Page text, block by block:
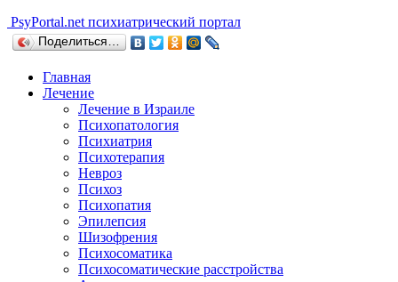
PsyPortal.net психиатрический портал
Поделиться…
Главная
Лечение
Лечение в Израиле
Психопатология
Психиатрия
Психотерапия
Невроз
Психоз
Психопатия
Эпилепсия
Шизофрения
Психосоматика
Психосоматические расстройства